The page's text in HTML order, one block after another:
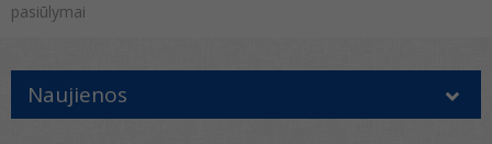
pasiūlymai
Naujienos